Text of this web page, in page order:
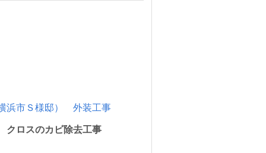
浜市Ｓ様邸） 外装工事
ロスのカビ除去工事